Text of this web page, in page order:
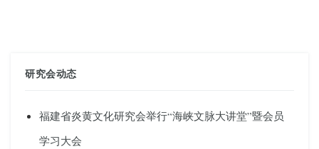
研究会动态
福建省炎黄文化研究会举行“海峡文脉大讲堂”暨会员
学习大会